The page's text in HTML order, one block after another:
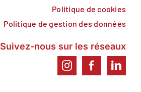
Politique de cookies
Politique de gestion des données
Suivez-nous sur les réseaux